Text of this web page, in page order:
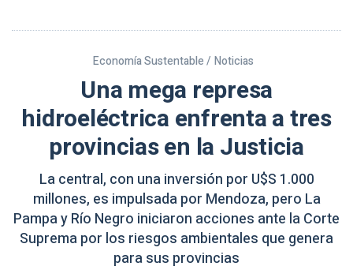
Economía Sustentable / Noticias
Una mega represa
hidroeléctrica enfrenta a tres
provincias en la Justicia
La central, con una inversión por U$S 1.000
millones, es impulsada por Mendoza, pero La
Pampa y Río Negro iniciaron acciones ante la Corte
Suprema por los riesgos ambientales que genera
para sus provincias